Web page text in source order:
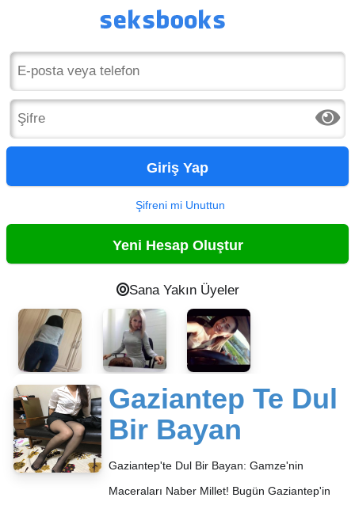
Giriş Yap
Şifreni mi Unuttun
Yeni Hesap Oluştur
Sana Yakın Üyeler
Gaziantep Te Dul
Bir Bayan
Gaziantep'te Dul Bir Bayan: Gamze'nin
Maceraları Naber Millet! Bugün Gaziantep'in
Masaj Site